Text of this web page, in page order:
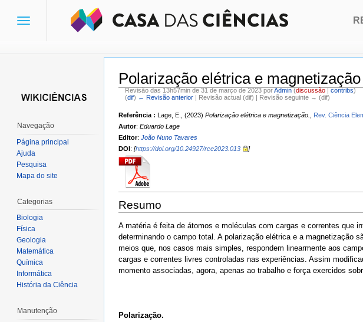
Polarização elétrica e magnetização
Revisão das 13h57min de 31 de março de 2023 porAdmin (discussão|contribs)
(dif) ← Revisão anterior| Revisão actual (dif) | Revisão seguinte → (dif)
Referência : Lage, E., (2023) Polarização elétrica e magnetização. Rev. Ciência
Autor: Eduardo Lage
Editor: João Nuno Tavares
DOI: [https://doi.org/10.24927/rce2023.013 ]
Resumo
A matéria é feita de átomos e moléculas com cargas e correntes que
determinando o campo total. A polarização elétrica e a magnetização
meios que, nos casos mais simples, respondem linearmente aos
cargas e correntes livres controladas nas experiências. Assim
momento associadas, agora, apenas ao trabalho e força exercidos
Polarização.
Toggle
Navegação
Página principal
Ajuda
Pesquisa
Mapa do site
Categorias
Biologia
Física
Geologia
Matemática
Química
Informática
História da Ciência
Manutenção